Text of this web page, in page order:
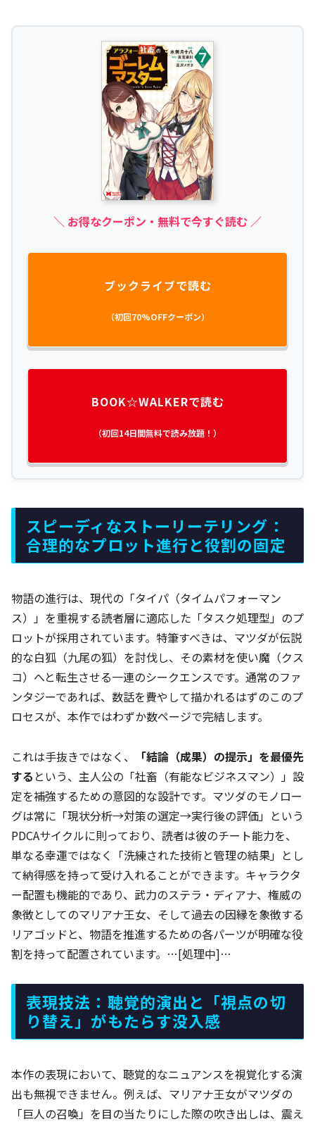
＼ お得なクーポン・無料で今すぐ読む ／
ブックライブで読む
（初回70%OFFクーポン）
BOOK☆WALKERで読む
（初回14日間無料で読み放題！）
スピーディなストーリーテリング：
合理的なプロット進行と役割の固定
物語の進行は、現代の「タイパ（タイムパフォーマン
ス）」を重視する読者層に適応した「タスク処理型」のプ
ロットが採用されています。特筆すべきは、マツダが伝説
的な白狐（九尾の狐）を討伐し、その素材を使い魔（クス
コ）へと転生させる一連のシークエンスです。通常のファ
ンタジーであれば、数話を費やして描かれるはずのこのプ
ロセスが、本作ではわずか数ページで完結します。
これは手抜きではなく、
「結論（成果）の提示」を最優先
する という、主人公の「社畜（有能なビジネスマン）」設
定を補強するための意図的な設計です。マツダのモノロー
グは常に「現状分析→対策の選定→実行後の評価」という
PDCAサイクルに則っており、読者は彼のチート能力を、
単なる幸運ではなく「洗練された技術と管理の結果」とし
て納得感を持って受け入れることができます。キャラクタ
ー配置も機能的であり、武力のステラ・ディアナ、権威の
象徴としてのマリアナ王女、そして過去の因縁を象徴する
リアゴッドと、物語を推進するための各パーツが明確な役
割を持って配置されています。…[処理中]…
表現技法：聴覚的演出と「視点の切
り替え」がもたらす没入感
本作の表現において、聴覚的なニュアンスを視覚化する演
出も無視できません。例えば、マリアナ王女がマツダの
「巨人の召喚」を目の当たりにした際の吹き出しは、震え